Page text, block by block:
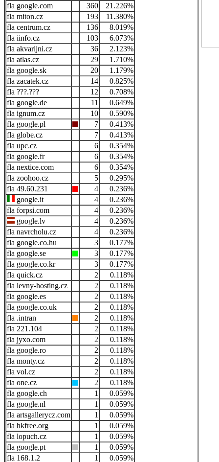
google.com
360
21.226%
miton.cz
193
11.380%
centrum.cz
136
8.019%
iinfo.cz
103
6.073%
akvarijni.cz
36
2.123%
atlas.cz
29
1.710%
google.sk
20
1.179%
zacatek.cz
14
0.825%
???.???
12
0.708%
google.de
11
0.649%
ignum.cz
10
0.590%
google.pl
7
0.413%
globe.cz
7
0.413%
upc.cz
6
0.354%
google.fr
6
0.354%
nextice.com
6
0.354%
zoohoo.cz
5
0.295%
49.60.231
4
0.236%
google.it
4
0.236%
forpsi.com
4
0.236%
google.lv
4
0.236%
navrcholu.cz
4
0.236%
google.co.hu
3
0.177%
google.se
3
0.177%
google.co.kr
3
0.177%
quick.cz
2
0.118%
levny-hosting.cz
2
0.118%
google.es
2
0.118%
google.co.uk
2
0.118%
.intran
2
0.118%
221.104
2
0.118%
jyxo.com
2
0.118%
google.ro
2
0.118%
monty.cz
2
0.118%
vol.cz
2
0.118%
one.cz
2
0.118%
google.ch
1
0.059%
google.nl
1
0.059%
artsgallerycz.com
1
0.059%
hkfree.org
1
0.059%
lopuch.cz
1
0.059%
google.pt
1
0.059%
168.1.2
1 0.059%